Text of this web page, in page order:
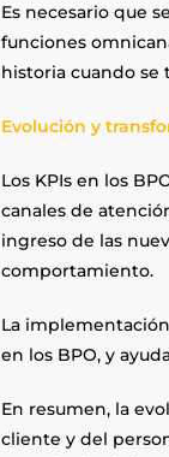
Es necesario que
funciones
historia cuando se
Evolución y
Los KPIs en los
canales de
ingreso de las
comportamiento.
La
en los BPO, y
En resumen, la
cliente y del